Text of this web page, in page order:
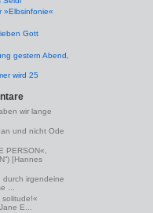
»Elbsinfonie«
Gott
gestern Abend,
wird 25
wir lange
und nicht Ode
PERSON«,
[Hannes
durch irgendeine
...
solitude!«
E...